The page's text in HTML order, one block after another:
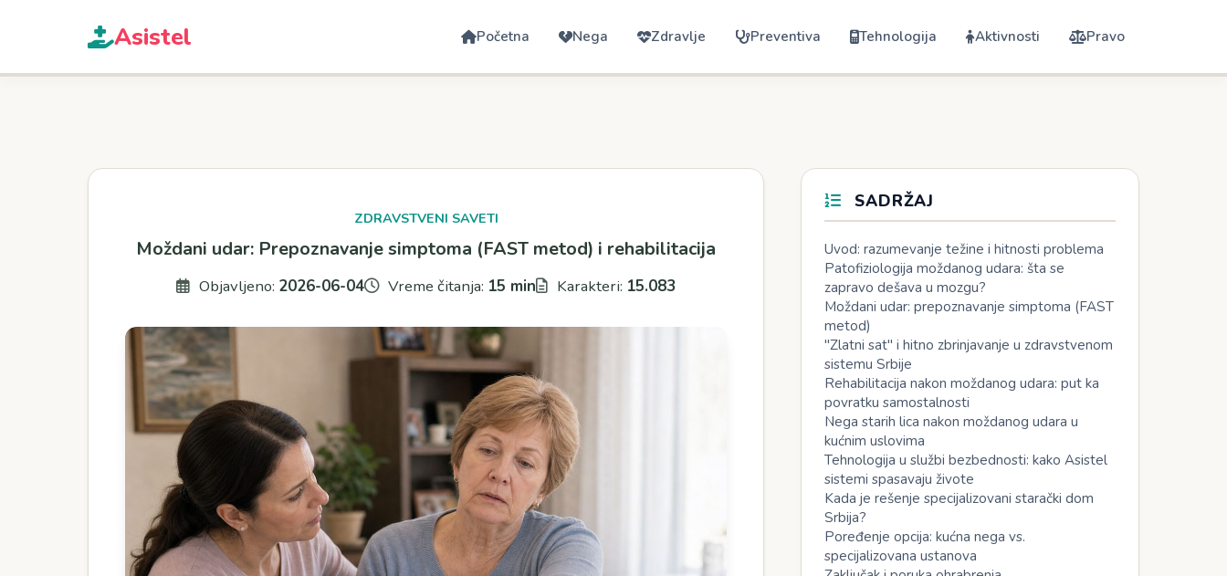
Asistel Početna Nega Zdravlje Preventiva Tehnologija Aktivnosti Pravo
ZDRAVSTVENI SAVETI
Moždani udar: Prepoznavanje simptoma (FAST metod) i rehabilitacija
Objavljeno: 2026-06-04 Vreme čitanja: 15 min Karakteri: 15.083
SADRŽAJ
Uvod: razumevanje težine i hitnosti problema
Patofiziologija moždanog udara: šta se
zapravo dešava u mozgu?
Moždani udar: prepoznavanje simptoma (FAST
metod)
"Zlatni sat" i hitno zbrinjavanje u zdravstvenom
sistemu Srbije
Rehabilitacija nakon moždanog udara: put ka
povratku samostalnosti
Nega starih lica nakon moždanog udara u
kućnim uslovima
Tehnologija u službi bezbednosti: kako Asistel
sistemi spasavaju živote
Kada je rešenje specijalizovani starački dom
Srbija?
Poređenje opcija: kućna nega vs.
specijalizovana ustanova